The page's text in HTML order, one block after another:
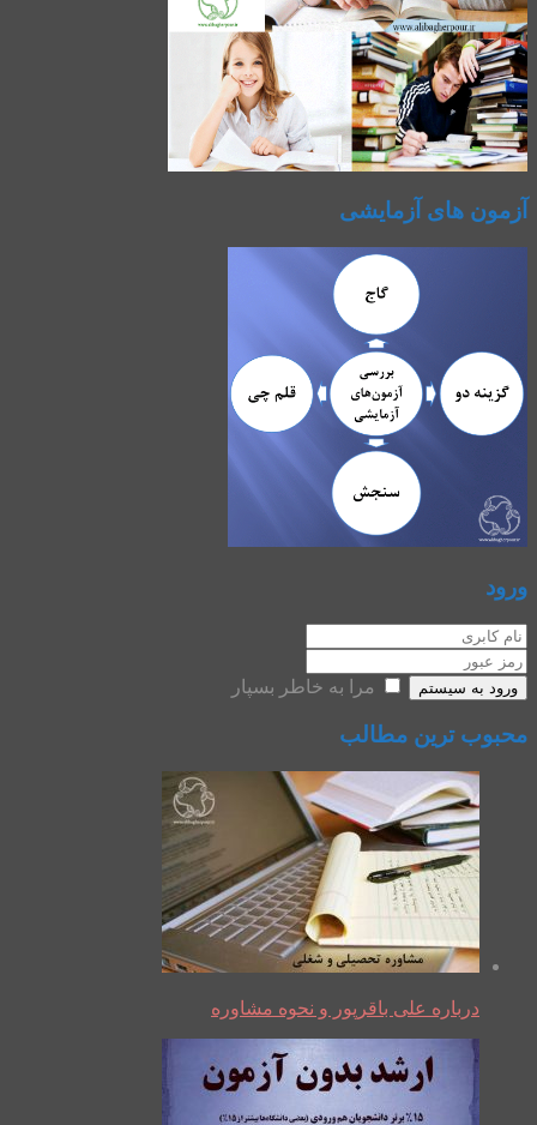
آزمون های آزمایشی
ورود
ورود به سیستم مرا به خاطر بسپار
محبوب ترین مطالب
درباره علی باقرپور و نحوه مشاوره